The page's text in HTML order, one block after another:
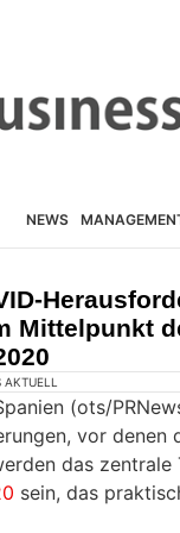
NEWS
Mittelpunkt
AKTUELL
(ots/
vor denen
das zentrale
sein, das